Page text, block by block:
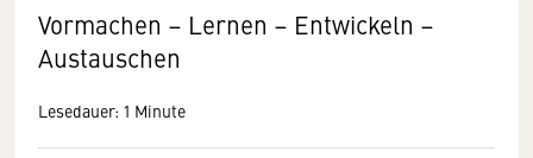
Vormachen – Lernen – Entwickeln –
Austauschen
Lesedauer: 1 Minute